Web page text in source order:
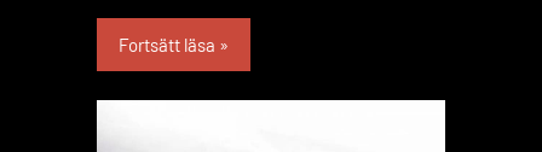
Fortsätt läsa